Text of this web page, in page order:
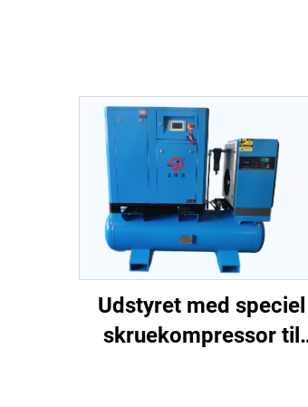
Udstyret med speciel
skruekompressor til